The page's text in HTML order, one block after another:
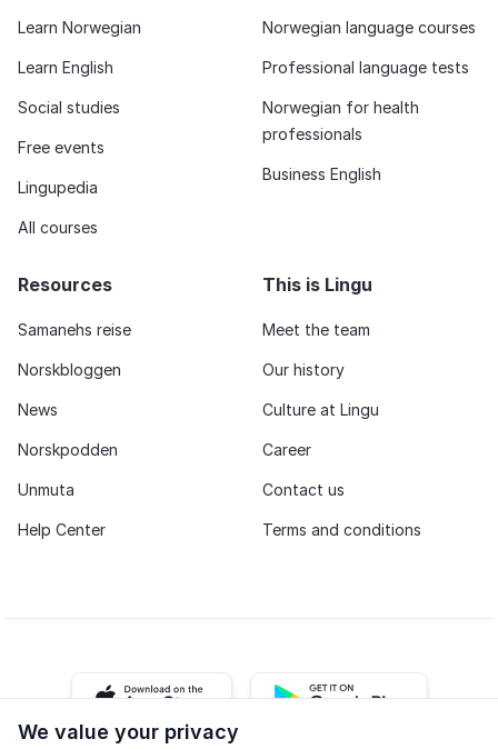
We value your privacy
Learn Norwegian
Learn English
Social studies
Free events
Lingupedia
All courses
Norwegian language courses
Professional language tests
Norwegian for health
professionals
Business English
Resources
Samanehs reise
Norskbloggen
News
Norskpodden
Unmuta
Help Center
This is Lingu
Meet the team
Our history
Culture at Lingu
Career
Contact us
Terms and conditions